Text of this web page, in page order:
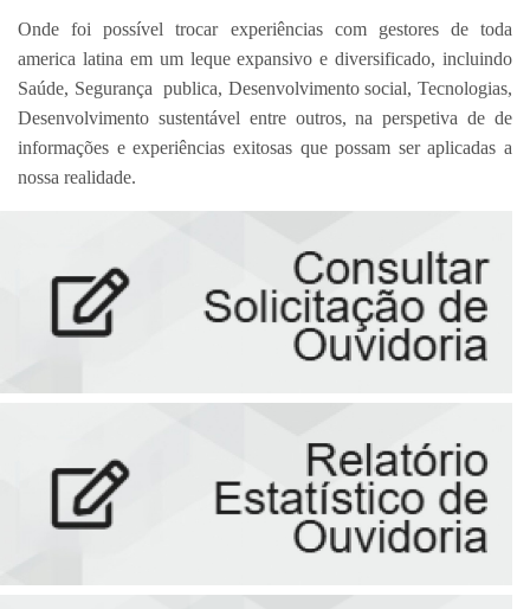
Onde foi possível trocar experiências com gestores de toda
america latina em um leque expansivo e diversificado, incluindo
Saúde, Segurança publica, Desenvolvimento social, Tecnologias,
Desenvolvimento sustentável entre outros, na perspetiva de de
informações e experiências exitosas que possam ser aplicadas a
nossa realidade.